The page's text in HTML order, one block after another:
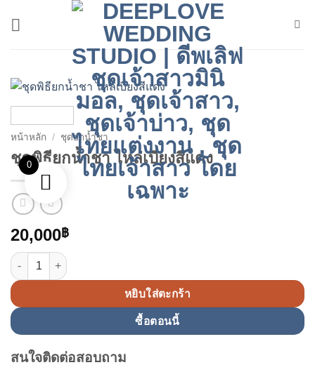
หน้าหลัก / ชุดยกน้ำชา
ชุดพิธียกน้ำชา ไหล่เบี่ยงสีแดง
20,000฿
จำนวน ชุดพิธียกน้ำชา ไหล่เบี่ยงสีแดง ชิ้น
หยิบใส่ตะกร้า
ซื้อตอนนี้
สนใจติดต่อสอบถาม
0